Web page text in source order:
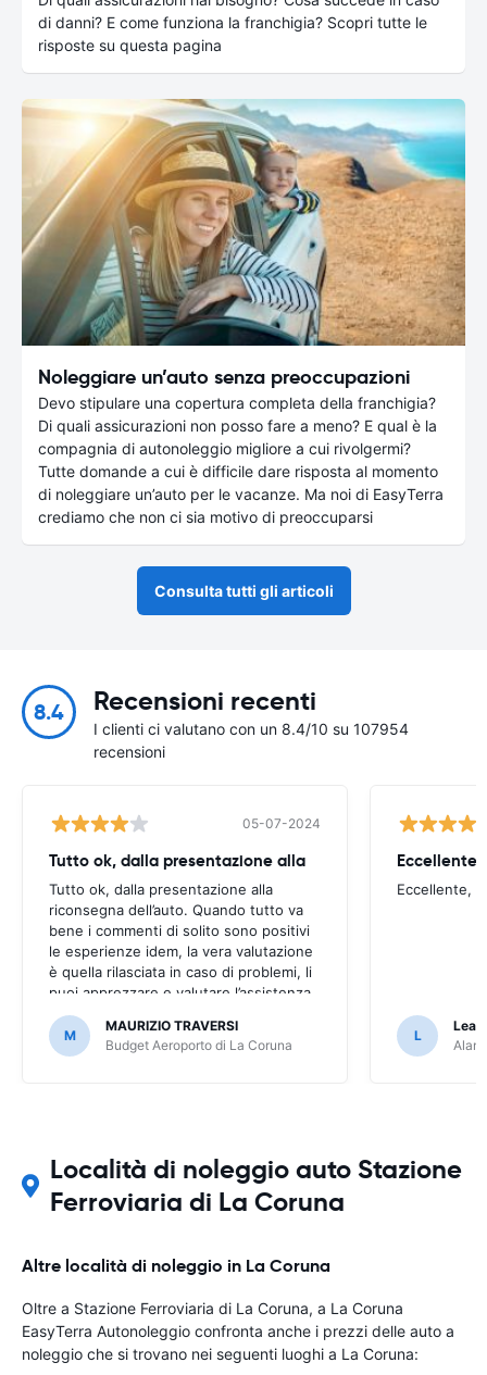
di danni? E come funziona la franchigia? Scopri tutte le
risposte su questa pagina
Noleggiare un’auto senza preoccupazioni
Devo stipulare una copertura completa della franchigia?
Di quali assicurazioni non posso fare a meno? E qual è la
compagnia di autonoleggio migliore a cui rivolgermi?
Tutte domande a cui è difficile dare risposta al momento
di noleggiare un’auto per le vacanze. Ma noi di EasyTerra
crediamo che non ci sia motivo di preoccuparsi
Consulta tutti gli articoli
8.4 Recensioni recenti
I clienti ci valutano con un 8.4/10 su 107954
recensioni
05-07-2024
Tutto ok, dalla presentazione alla
Tutto ok, dalla presentazione alla
riconsegna dell’auto. Quando tutto va
bene i commenti di solito sono positivi
le esperienze idem, la vera valutazione
è quella rilasciata in caso di problemi, li
puoi apprezzare e valutare l’assistenza
prestata.
M
MAURIZIO TRAVERSI
Budget Aeroporto di La Coruna
Eccellente,
Eccellente,
L
Località di noleggio auto Stazione
Ferroviaria di La Coruna
Altre località di noleggio in La Coruna
Oltre a Stazione Ferroviaria di La Coruna, a La Coruna
EasyTerra Autonoleggio confronta anche i prezzi delle auto a
noleggio che si trovano nei seguenti luoghi a La Coruna: